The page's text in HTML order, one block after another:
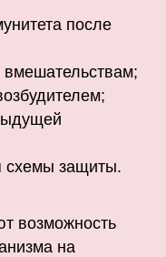
после
вмешательствам;
схемы защиты.
возможность
на